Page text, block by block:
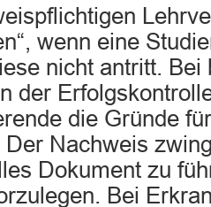
wenn eine
nicht antritt. Bei
der
die Gründe
Nachweis
Dokument zu
Bei